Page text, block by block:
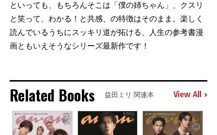
といっても、もちろんそこは「僕の姉ちゃん」、クスリ
と笑って、わかる！と共感、の特徴はそのまま。楽しく
読んでいるうちにスッキリ道が拓ける、人生の参考書漫
画ともいえそうなシリーズ最新作です！
Related Books 益田ミリ 関連本 View All